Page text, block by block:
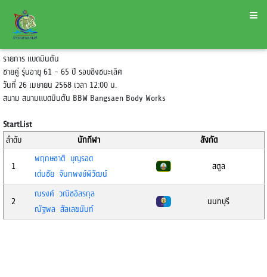
รายการ แบดมินตัน
ชายคู่ รุ่นอายุ 61 - 65 ปี รอบชิงชนะเลิศ
วันที่ 26 เมษายน 2568 เวลา 12:00 น.
สนาม สนามแบดมินตัน BBW Bangsaen Body Works
StartList
ลำดับ
นักกีฬา สังกัด
1
พฤกษชาติ บุญรอด
เด่นชัย จันทพงษ์พิวัฒน์
สตูล
2
ณรงค์ วณิชอิสรกุล
ณัฐพล สัลเลขนันท์
นนทบุรี